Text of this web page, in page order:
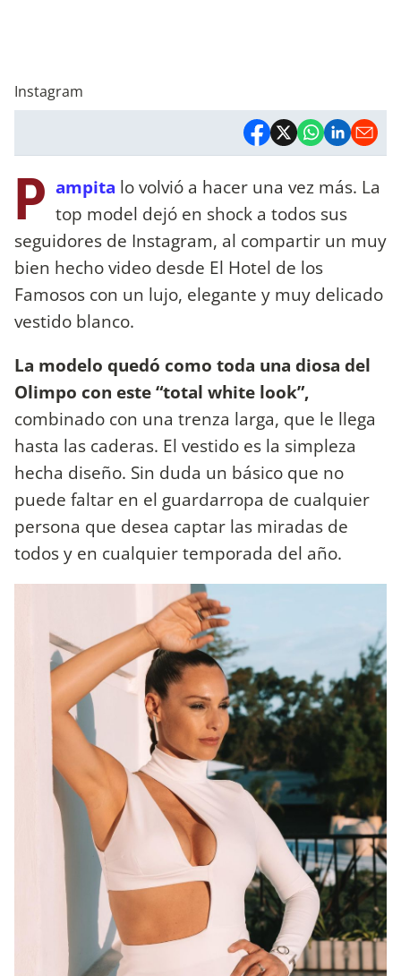
Instagram
P ampita lo volvió a hacer una vez más. La
top model dejó en shock a todos sus
seguidores de Instagram, al compartir un muy
bien hecho video desde El Hotel de los
Famosos con un lujo, elegante y muy delicado
vestido blanco.
La modelo quedó como toda una diosa del
Olimpo con este “total white look”,
combinado con una trenza larga, que le llega
hasta las caderas. El vestido es la simpleza
hecha diseño. Sin duda un básico que no
puede faltar en el guardarropa de cualquier
persona que desea captar las miradas de
todos y en cualquier temporada del año.